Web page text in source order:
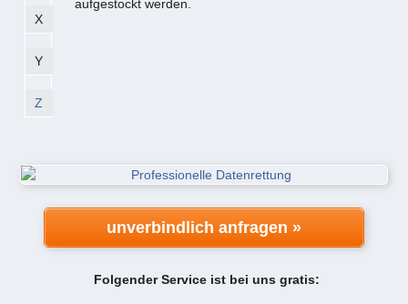
X
Y
Z
aufgestockt werden.
unverbindlich anfragen »
Folgender Service ist bei uns gratis: